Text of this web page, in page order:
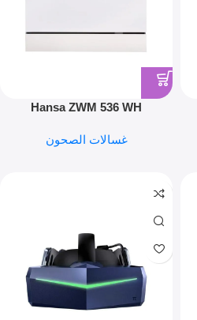
Hansa ZWM 536 WH
غسالات الصحون